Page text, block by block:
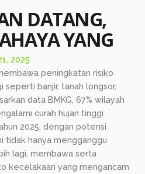
DATANG,
YANG
2025
peningkatan risiko
banjir, tanah longsor,
data BMKG, 67% wilayah
curah hujan tinggi
2025, dengan potensi
tidak hanya mengganggu
lagi, membawa serta
kecelakaan yang mengancam